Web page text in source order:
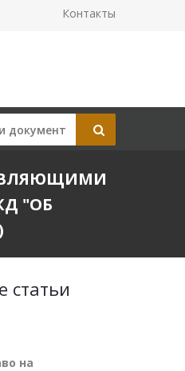
Контакты
"ОБ
статьи
на